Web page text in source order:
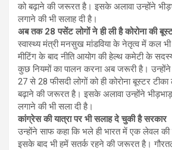
को बढ़ाने की जरूरत है। इसके अलावा उन्होंने
लगाने की भी सलाह दी है।
अब तक 28 पसेंट लोगों ने ही ली है कोरोना की
स्वास्थ्य मंत्री मनसुख मांडविया के नेतृत्व में कल
मीटिंग के बाद नीति आयोग की हेल्थ कमेटी के
कुछ नियमों का पालन करना अब जरूरी है।
27 से 28 फीसदी लोगों को ही कोरोना बूस्टर
बढ़ाने की जरूरत है। इसके अलावा उन्होंने
लगाने की भी सला दी है।
कांग्रेस की यात्रा पर भी सलाह दे चुकी है सरकार
उन्होंने साफ कहा कि भले ही भारत में एक लेवल की
इसके बाद भी हमें सतर्क रहने की जरूरत है।